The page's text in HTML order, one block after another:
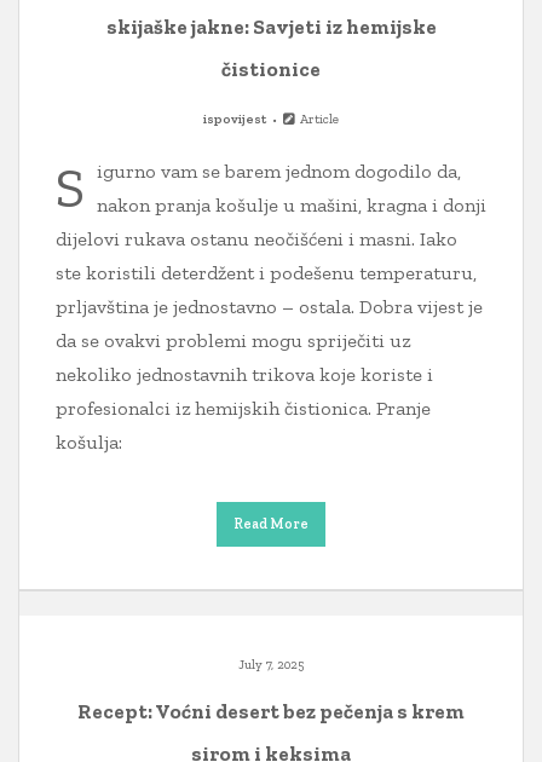
skijaške jakne: Savjeti iz hemijske
čistionice
ispovijest Article
S
igurno vam se barem jednom dogodilo da,
nakon pranja košulje u mašini, kragna i donji
dijelovi rukava ostanu neočišćeni i masni. Iako
ste koristili deterdžent i podešenu temperaturu,
prljavština je jednostavno – ostala. Dobra vijest je
da se ovakvi problemi mogu spriječiti uz
nekoliko jednostavnih trikova koje koriste i
profesionalci iz hemijskih čistionica. Pranje
košulja:
Read More
July 7, 2025
Recept: Voćni desert bez pečenja s krem
sirom i keksima